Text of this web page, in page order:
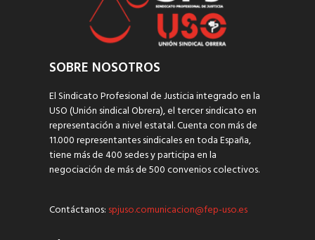
SOBRE NOSOTROS
El Sindicato Profesional de Justicia integrado en la
USO (Unión sindical Obrera), el tercer sindicato en
representación a nivel estatal. Cuenta con más de
11.000 representantes sindicales en toda España,
tiene más de 400 sedes y participa en la
negociación de más de 500 convenios colectivos.
Contáctanos: spjuso.comunicacion@fep-uso.es